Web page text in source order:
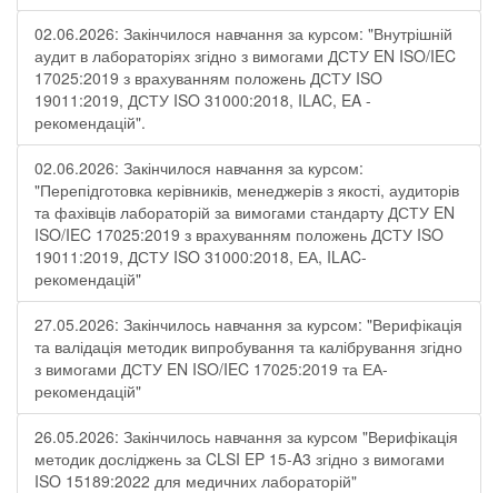
02.06.2026: Закінчилося навчання за курсом: "Внутрішній
аудит в лабораторіях згідно з вимогами ДСТУ EN ISO/IEC
17025:2019 з врахуванням положень ДСТУ ISO
19011:2019, ДСТУ ISO 31000:2018, ILAC, EA -
рекомендацій".
02.06.2026: Закінчилося навчання за курсом:
"Перепідготовка керівників, менеджерів з якості, аудиторів
та фахівців лабораторій за вимогами стандарту ДСТУ EN
ISO/IEC 17025:2019 з врахуванням положень ДСТУ ISO
19011:2019, ДСТУ ISO 31000:2018, ЕА, ILAC-
рекомендацій"
27.05.2026: Закінчилось навчання за курсом: "Верифікація
та валідація методик випробування та калібрування згідно
з вимогами ДСТУ EN ISO/IEC 17025:2019 та ЕА-
рекомендацій"
26.05.2026: Закінчилось навчання за курсом "Верифікація
методик досліджень за CLSI EP 15-A3 згідно з вимогами
ISO 15189:2022 для медичних лабораторій"